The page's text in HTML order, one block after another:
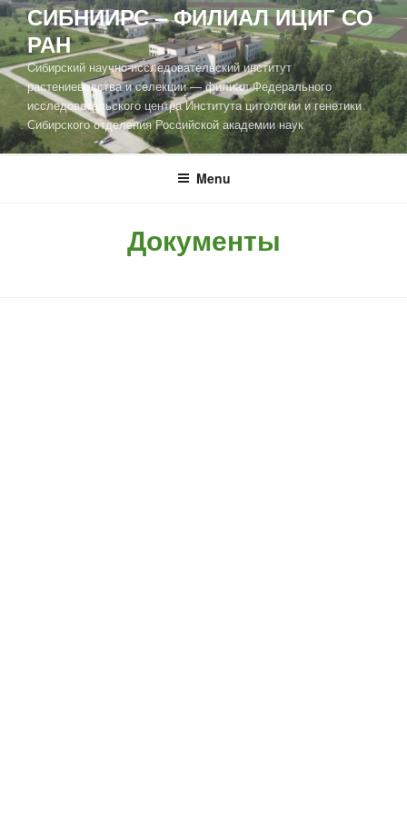
СИБНИИРС – ФИЛИАЛ ИЦИГ СО
РАН
Cибирский научно-исследовательский институт
растениеводства и селекции — филиал Федерального
исследовательского центра Института цитологии и генетики
Сибирского отделения Российской академии наук
Menu
Документы